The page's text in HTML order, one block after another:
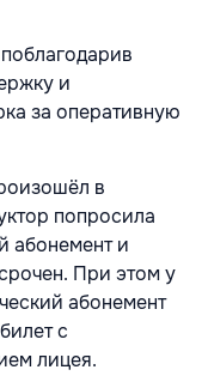
и
за оперативную
в
попросила
абонемент и
При этом у
абонемент
с
лицея.